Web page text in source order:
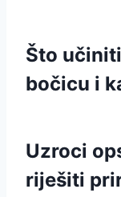
Što
bočicu i
Uzroci
riješiti